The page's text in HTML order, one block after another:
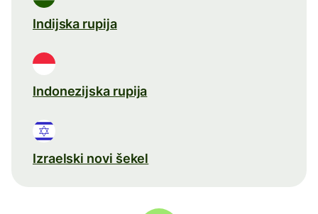
Indijska rupija
Indonezijska rupija
Izraelski novi šekel